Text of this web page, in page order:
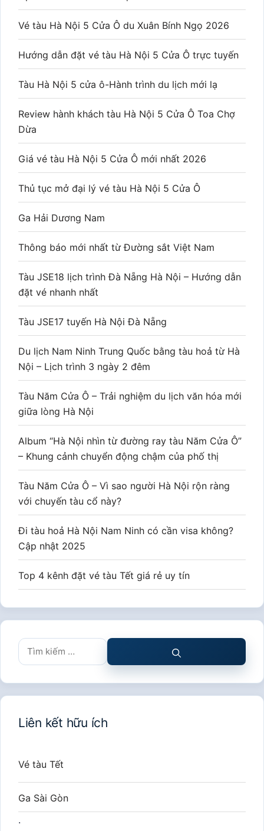
Vé tàu Hà Nội 5 Cửa Ô du Xuân Bính Ngọ 2026
Hướng dẫn đặt vé tàu Hà Nội 5 Cửa Ô trực tuyến
Tàu Hà Nội 5 cửa ô-Hành trình du lịch mới lạ
Review hành khách tàu Hà Nội 5 Cửa Ô Toa Chợ
Dừa
Giá vé tàu Hà Nội 5 Cửa Ô mới nhất 2026
Thủ tục mở đại lý vé tàu Hà Nội 5 Cửa Ô
Ga Hải Dương Nam
Thông báo mới nhất từ Đường sắt Việt Nam
Tàu JSE18 lịch trình Đà Nẵng Hà Nội – Hướng dẫn
đặt vé nhanh nhất
Tàu JSE17 tuyến Hà Nội Đà Nẵng
Du lịch Nam Ninh Trung Quốc bằng tàu hoả từ Hà
Nội – Lịch trình 3 ngày 2 đêm
Tàu Năm Cửa Ô – Trải nghiệm du lịch văn hóa mới
giữa lòng Hà Nội
Album “Hà Nội nhìn từ đường ray tàu Năm Cửa Ô”
– Khung cảnh chuyển động chậm của phố thị
Tàu Năm Cửa Ô – Vì sao người Hà Nội rộn ràng
với chuyến tàu cổ này?
Đi tàu hoả Hà Nội Nam Ninh có cần visa không?
Cập nhật 2025
Top 4 kênh đặt vé tàu Tết giá rẻ uy tín
Tìm
kiếm
Liên kết hữu ích
Vé tàu Tết
Ga Sài Gòn
.